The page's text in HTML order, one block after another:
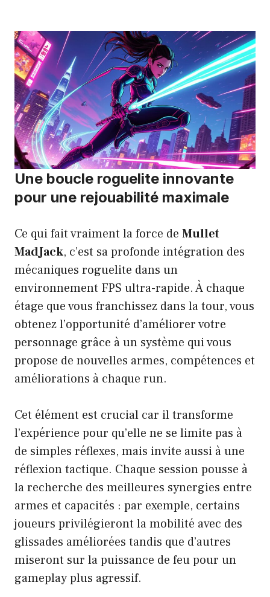
Une boucle roguelite innovante
pour une rejouabilité maximale
Ce qui fait vraiment la force de Mullet
MadJack, c’est sa profonde intégration des
mécaniques roguelite dans un
environnement FPS ultra-rapide. À chaque
étage que vous franchissez dans la tour, vous
obtenez l’opportunité d’améliorer votre
personnage grâce à un système qui vous
propose de nouvelles armes, compétences et
améliorations à chaque run.
Cet élément est crucial car il transforme
l’expérience pour qu’elle ne se limite pas à
de simples réflexes, mais invite aussi à une
réflexion tactique. Chaque session pousse à
la recherche des meilleures synergies entre
armes et capacités : par exemple, certains
joueurs privilégieront la mobilité avec des
glissades améliorées tandis que d’autres
miseront sur la puissance de feu pour un
gameplay plus agressif.